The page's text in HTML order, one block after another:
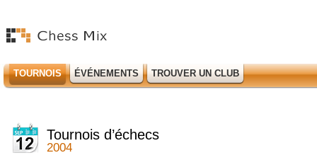
TOURNOIS ÉVÉNEMENTS TROUVER UN CLUB
Tournois d’échecs
2004